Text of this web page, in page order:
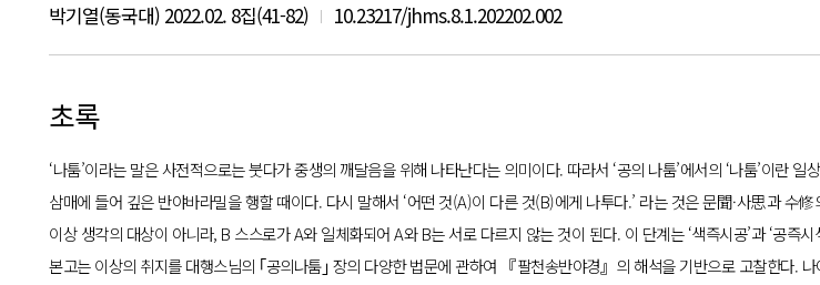
박기열(동국대) 2022.02. 8집(41-82) 10.23217/jhms.8.1.202202.002
초록
‘나툼’이라는 말은 사전적으로는 붓다가 중생의 깨달음을 위해 나타난다는 의미이다. 따라서 ‘공의 나툼’에서의 ‘나툼’이
삼매에 들어 깊은 반야바라밀을 행할 때이다. 다시 말해서 ‘어떤 것(A)이 다른 것(B)에게 나투다.’ 라는 것은 문聞·사思과
이상 생각의 대상이 아니라, B 스스로가 A와 일체화되어 A와 B는 서로 다르지 않는 것이 된다. 이 단계는 ‘색즉시공’과 ‘공
본고는 이상의 취지를 대행스님의 ｢공의나툼｣ 장의 다양한 법문에 관하여 『팔천송반야경』의 해석을 기반으로 고찰한다